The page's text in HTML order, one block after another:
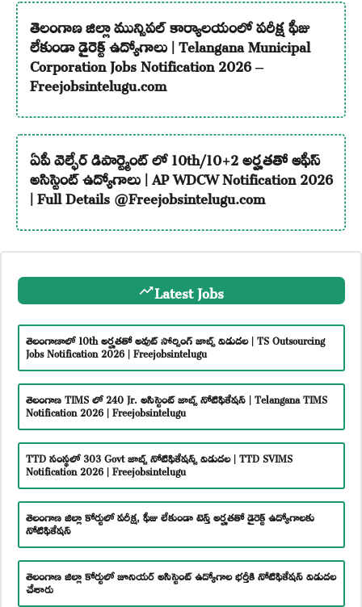
తెలంగాణ జిల్లా మున్సిపల్ కార్యాలయంలో పరీక్ష ఫీజు
లేకుండా డైరెక్ట్ ఉద్యోగాలు | Telangana Municipal
Corporation Jobs Notification 2026 –
Freejobsintelugu.com
ఏపీ వెల్ఫేర్ డిపార్ట్మెంట్ లో 10th/10+2 అర్హతతో ఆఫీస్
అసిస్టెంట్ ఉద్యోగాలు | AP WDCW Notification 2026
| Full Details @Freejobsintelugu.com
Latest Jobs
తెలంగాణాలో 10th అర్హతతో అవుట్ సోర్సింగ్ జాబ్స్ విడుదల | TS Outsourcing
Jobs Notification 2026 | Freejobsintelugu
తెలంగాణ TIMS లో 240 Jr. అసిస్టెంట్ జాబ్స్ నోటిఫికేషన్ | Telangana TIMS
Notification 2026 | Freejobsintelugu
TTD సంస్థలో 303 Govt జాబ్స్ నోటిఫికేషన్స్ విడుదల | TTD SVIMS
Notification 2026 | Freejobsintelugu
తెలంగాణ జిల్లా కోర్టులో పరీక్ష, ఫీజు లేకుండా టెన్త్ అర్హతతో డైరెక్ట్ ఉద్యోగాలకు
నోటిఫికేషన్
తెలంగాణ జిల్లా కోర్టులో జూనియర్ అసిస్టెంట్ ఉద్యోగాల భర్తీకి నోటిఫికేషన్ విడుదల
చేశారు